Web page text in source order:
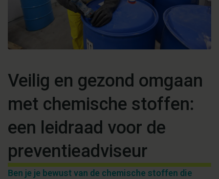
Veilig en gezond omgaan
met chemische stoffen:
een leidraad voor de
preventieadviseur
Ben je je bewust van de chemische stoffen die